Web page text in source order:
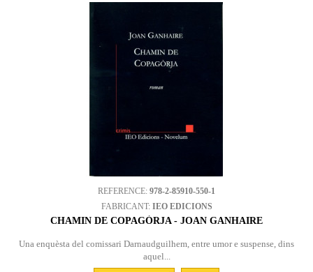
REFERENCE: 978-2-85910-550-1
FABRICANT: IEO EDICIONS
CHAMIN DE COPAGÒRJA - JOAN GANHAIRE
Una enquèsta del comissari Darnaudguilhem, entre umor e suspense, dins
aquel...